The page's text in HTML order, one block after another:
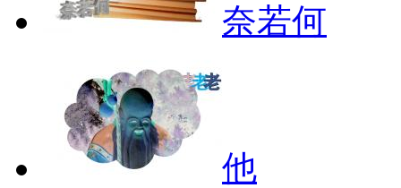
奈若何
他